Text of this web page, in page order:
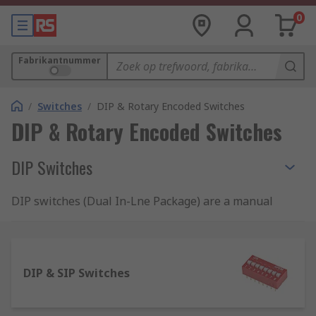
0
Fabrikantnummer
/ Switches / DIP & Rotary Encoded Switches
DIP & Rotary Encoded Switches
DIP Switches
DIP switches (Dual In-Lne Package) are a manual
on motherboards, expansion cards, and auxiliary
cards, and are used to hold configuration settings
on computers and peripherals like circuit boards
DIP & SIP Switches